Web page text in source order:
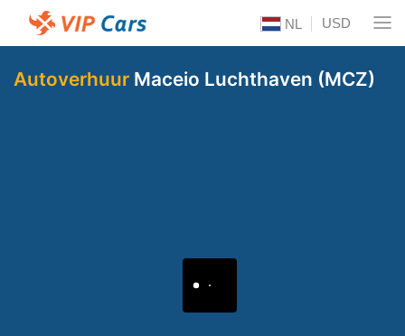
NL USD
Autoverhuur Maceio Luchthaven (MCZ)